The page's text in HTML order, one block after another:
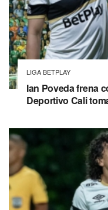
LIGA BETPLAY
Ian Poveda frena
Deportivo Cali